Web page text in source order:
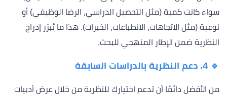
سواء كانت كمية (مثل التحصيل الدراسي، الرضا الوظيفي) أو
نوعية (مثل الاتجاهات، الانطباعات، الخبرات). هذا ما يُبرّر إدراج
النظرية ضمن الإطار المنهجي للبحث.
🔹 4. دعم النظرية بالدراسات السابقة
من الأفضل دائمًا أن تدعم اختيارك للنظرية من خلال عرض أدبيات